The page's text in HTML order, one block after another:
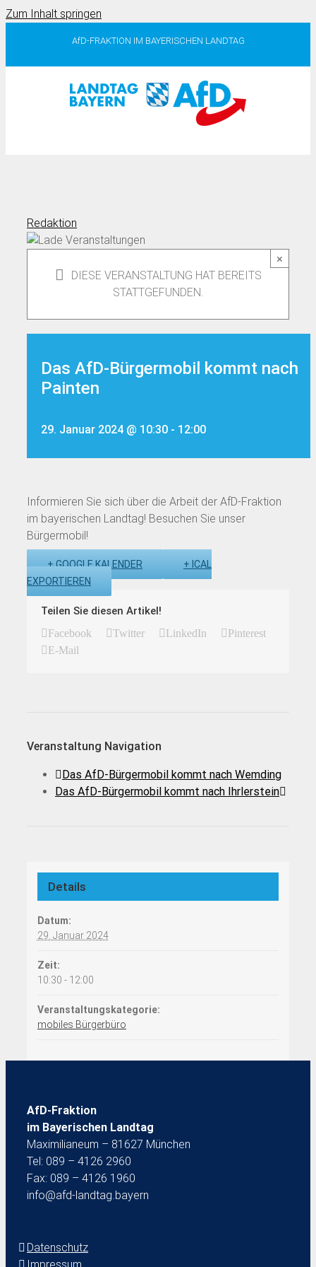
Zum Inhalt springen
AfD-FRAKTION IM BAYERISCHEN LANDTAG
Redaktion
×
DIESE VERANSTALTUNG HAT BEREITS
STATTGEFUNDEN.
Das AfD-Bürgermobil kommt nach
Painten
29. Januar 2024 @ 10:30 - 12:00
Informieren Sie sich über die Arbeit der AfD-Fraktion
im bayerischen Landtag! Besuchen Sie unser
Bürgermobil!
+ GOOGLE KALENDER
+ ICAL
EXPORTIEREN
Teilen Sie diesen Artikel!
Facebook Twitter LinkedIn
Pinterest
E-Mail
Veranstaltung Navigation
Das AfD-Bürgermobil kommt nach Wemding
Das AfD-Bürgermobil kommt nach Ihrlerstein
Details
Datum:
29. Januar 2024
Zeit:
10:30 - 12:00
Veranstaltungskategorie:
mobiles Bürgerbüro
AfD-Fraktion
im Bayerischen Landtag
Maximilianeum – 81627 München
Tel: 089 – 4126 2960
Fax: 089 – 4126 1960
info@afd-landtag.bayern
Datenschutz